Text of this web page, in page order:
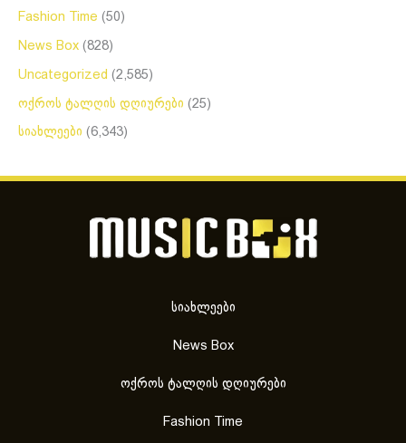
Fashion Time (50)
News Box (828)
Uncategorized (2,585)
ოქროს ტალღის დღიურები (25)
სიახლეები (6,343)
სიახლეები
News Box
ოქროს ტალღის დღიურები
Fashion Time